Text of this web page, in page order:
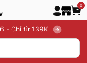
0
- Chỉ từ 139K